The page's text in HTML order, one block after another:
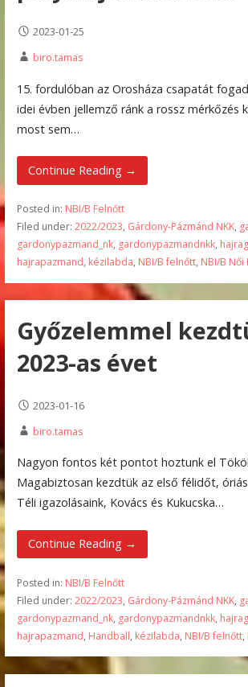
2023-01-25
biro.tamas
15. fordulóban az Orosháza csapatát
idei évben jellemző ránk a rossz mérkőzés
most sem…
Continue Reading →
Posted in: NBI/B Felnőtt
Filed under: 2022/2023, Gárdony-Pázmánd NKK,
gardonypazmand_nk, gardonypazmandnkk,
hajrapazmand, kézilabda, NBI/B felnőtt, NBI/B Női
Győzelemmel
2023-as évet
2023-01-16
biro.tamas
Nagyon fontos két pontot hoztunk el
Magabiztosan kezdtük az első félidőt,
Téli igazolásaink, Kovács és Kukucska…
Continue Reading →
Posted in: NBI/B Felnőtt
Filed under: 2022/2023, Gárdony-Pázmánd NKK,
gardonypazmand_nk, gardonypazmandnkk,
hajrapazmand, Handball, kézilabda, NBI/B felnőtt,